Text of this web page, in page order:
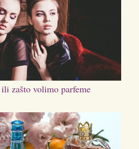
zašto volimo parfeme